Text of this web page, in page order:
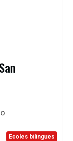
Ecoles bilingues